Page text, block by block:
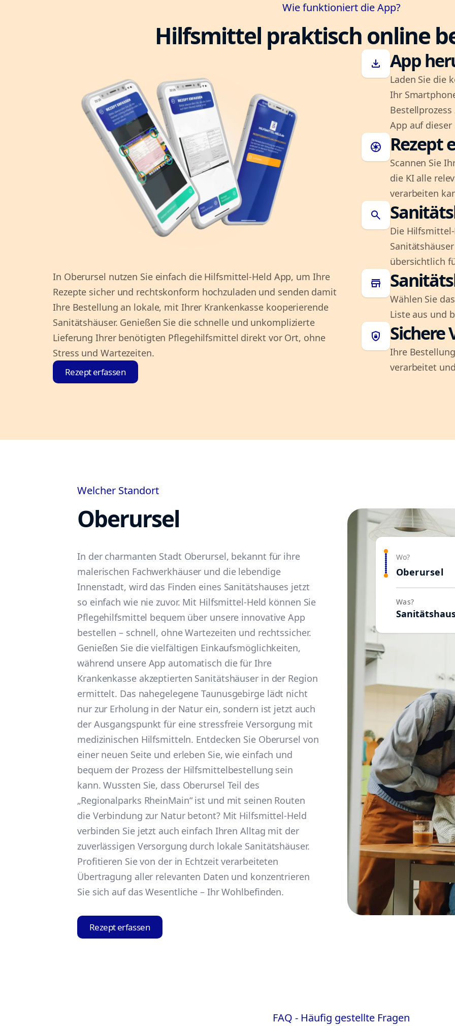
Wie funktioniert die App?
Hilfsmittel praktisch online
In Oberursel nutzen Sie einfach die Hilfsmittel-Held App, um Ihre
Rezepte sicher und rechtskonform hochzuladen und senden damit
Ihre Bestellung an lokale, mit Ihrer Krankenkasse kooperierende
Sanitätshäuser. Genießen Sie die schnelle und unkomplizierte
Lieferung Ihrer benötigten Pflegehilfsmittel direkt vor Ort, ohne
Stress und Wartezeiten.
Rezept erfassen
download App
Laden Sie die
Ihr
App auf dieser
camera Rezept
Scannen Sie
die KI alle
verarbeiten
search
Die
übersichtlich
store
Wählen Sie
Liste aus und
shield_lock Sichere
Ihre
verarbeitet
Welcher Standort
Oberursel
In der charmanten Stadt Oberursel, bekannt für ihre
malerischen Fachwerkhäuser und die lebendige
Innenstadt, wird das Finden eines Sanitätshauses jetzt
so einfach wie nie zuvor. Mit Hilfsmittel-Held können Sie
Pflegehilfsmittel bequem über unsere innovative App
bestellen – schnell, ohne Wartezeiten und rechtssicher.
Genießen Sie die vielfältigen Einkaufsmöglichkeiten,
während unsere App automatisch die für Ihre
Krankenkasse akzeptierten Sanitätshäuser in der Region
ermittelt. Das nahegelegene Taunusgebirge lädt nicht
nur zur Erholung in der Natur ein, sondern ist jetzt auch
der Ausgangspunkt für eine stressfreie Versorgung mit
medizinischen Hilfsmitteln. Entdecken Sie Oberursel von
einer neuen Seite und erleben Sie, wie einfach und
bequem der Prozess der Hilfsmittelbestellung sein
kann. Wussten Sie, dass Oberursel Teil des
„Regionalparks RheinMain“ ist und mit seinen Routen
die Verbindung zur Natur betont? Mit Hilfsmittel-Held
verbinden Sie jetzt auch einfach Ihren Alltag mit der
zuverlässigen Versorgung durch lokale Sanitätshäuser.
Profitieren Sie von der in Echtzeit verarbeiteten
Übertragung aller relevanten Daten und konzentrieren
Sie sich auf das Wesentliche – Ihr Wohlbefinden.
Rezept erfassen
Wo?
Oberursel
Was?
FAQ - Häufig gestellte Fragen